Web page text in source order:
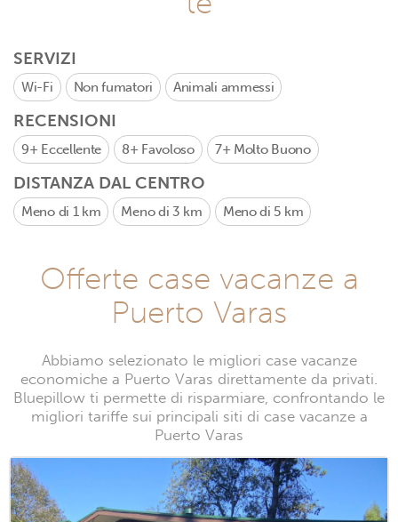
SERVIZI
Wi-Fi Non fumatori Animali ammessi
RECENSIONI
9+ Eccellente 8+ Favoloso 7+ Molto Buono
DISTANZA DAL CENTRO
Meno di 1 km Meno di 3 km Meno di 5 km
Offerte case vacanze a
Puerto Varas
Abbiamo selezionato le migliori case vacanze
economiche a Puerto Varas direttamente da privati.
Bluepillow ti permette di risparmiare, confrontando le
migliori tariffe sui principali siti di case vacanze a
Puerto Varas